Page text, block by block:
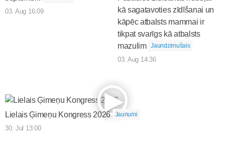
03. Aug 16:09
kā sagatavoties zīdīšanai un
kāpēc atbalsts mammai ir
tikpat svarīgs kā atbalsts
mazulim
Jaundzimušais
03. Aug 14:36
Lielais Ģimeņu Kongress 2026 Jaunumi
30. Jul 13:00